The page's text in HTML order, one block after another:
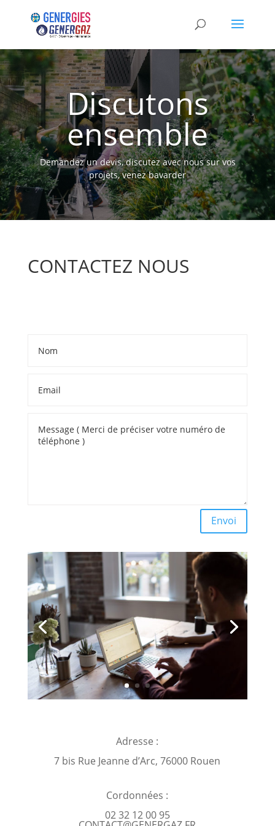
Discutons
ensemble
Demandez un devis, discutez avec nous sur vos
projets, venez bavarder
CONTACTEZ NOUS
Envoi
Adresse :
7 bis Rue Jeanne d’Arc, 76000 Rouen
Cordonnées :
02 32 12 00 95